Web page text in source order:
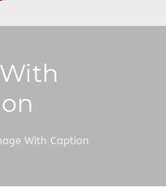
With Caption